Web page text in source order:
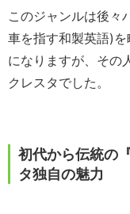
このジャンルは後々
車を指す和製英語)
になりますが、その
クレスタでした。
初代から伝統の
タ独自の魅力